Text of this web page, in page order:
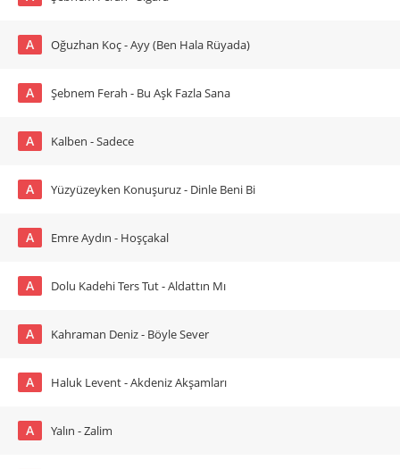
A Oğuzhan Koç - Ayy (Ben Hala Rüyada)
A Şebnem Ferah - Bu Aşk Fazla Sana
A Kalben - Sadece
A Yüzyüzeyken Konuşuruz - Dinle Beni Bi
A Emre Aydın - Hoşçakal
A Dolu Kadehi Ters Tut - Aldattın Mı
A Kahraman Deniz - Böyle Sever
A Haluk Levent - Akdeniz Akşamları
A Yalın - Zalim